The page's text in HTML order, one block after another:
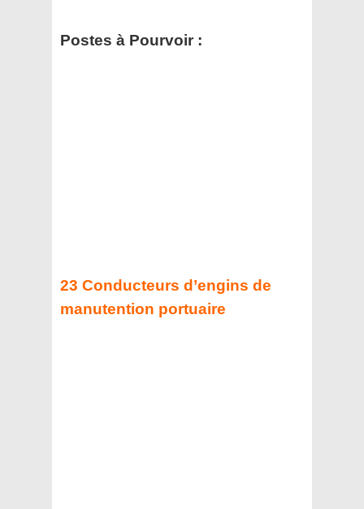
Postes à Pourvoir :
23 Conducteurs d’engins de
manutention portuaire